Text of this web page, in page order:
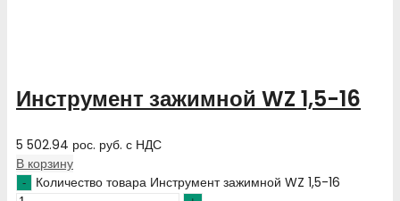
Инструмент зажимной WZ 1,5-16
5 502.94 рос. руб. с НДС
В корзину
Количество товара Инструмент зажимной WZ 1,5-16